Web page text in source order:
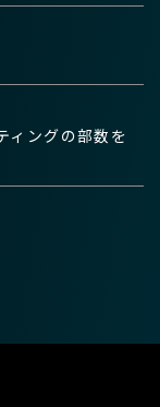
ングの部数を